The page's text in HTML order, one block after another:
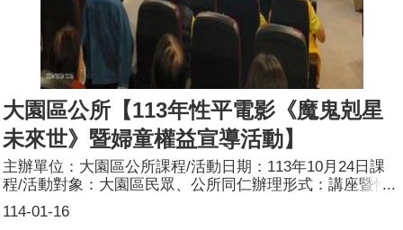
大園區公所【113年性平電影《魔鬼剋星
未來世》暨婦童權益宣導活動】
114-01-16
主辦單位：大園區公所課程/活動日期：113年10月24日課
程/活動對象：大園區民眾、公所同仁辦理形式：講座暨性
平有獎徵答課程/活動簡介：隨著超級英雄電影的崛起，展
現蓬勃與冷靜的特質，好萊塢商業片逐漸開啟多元的性平敘